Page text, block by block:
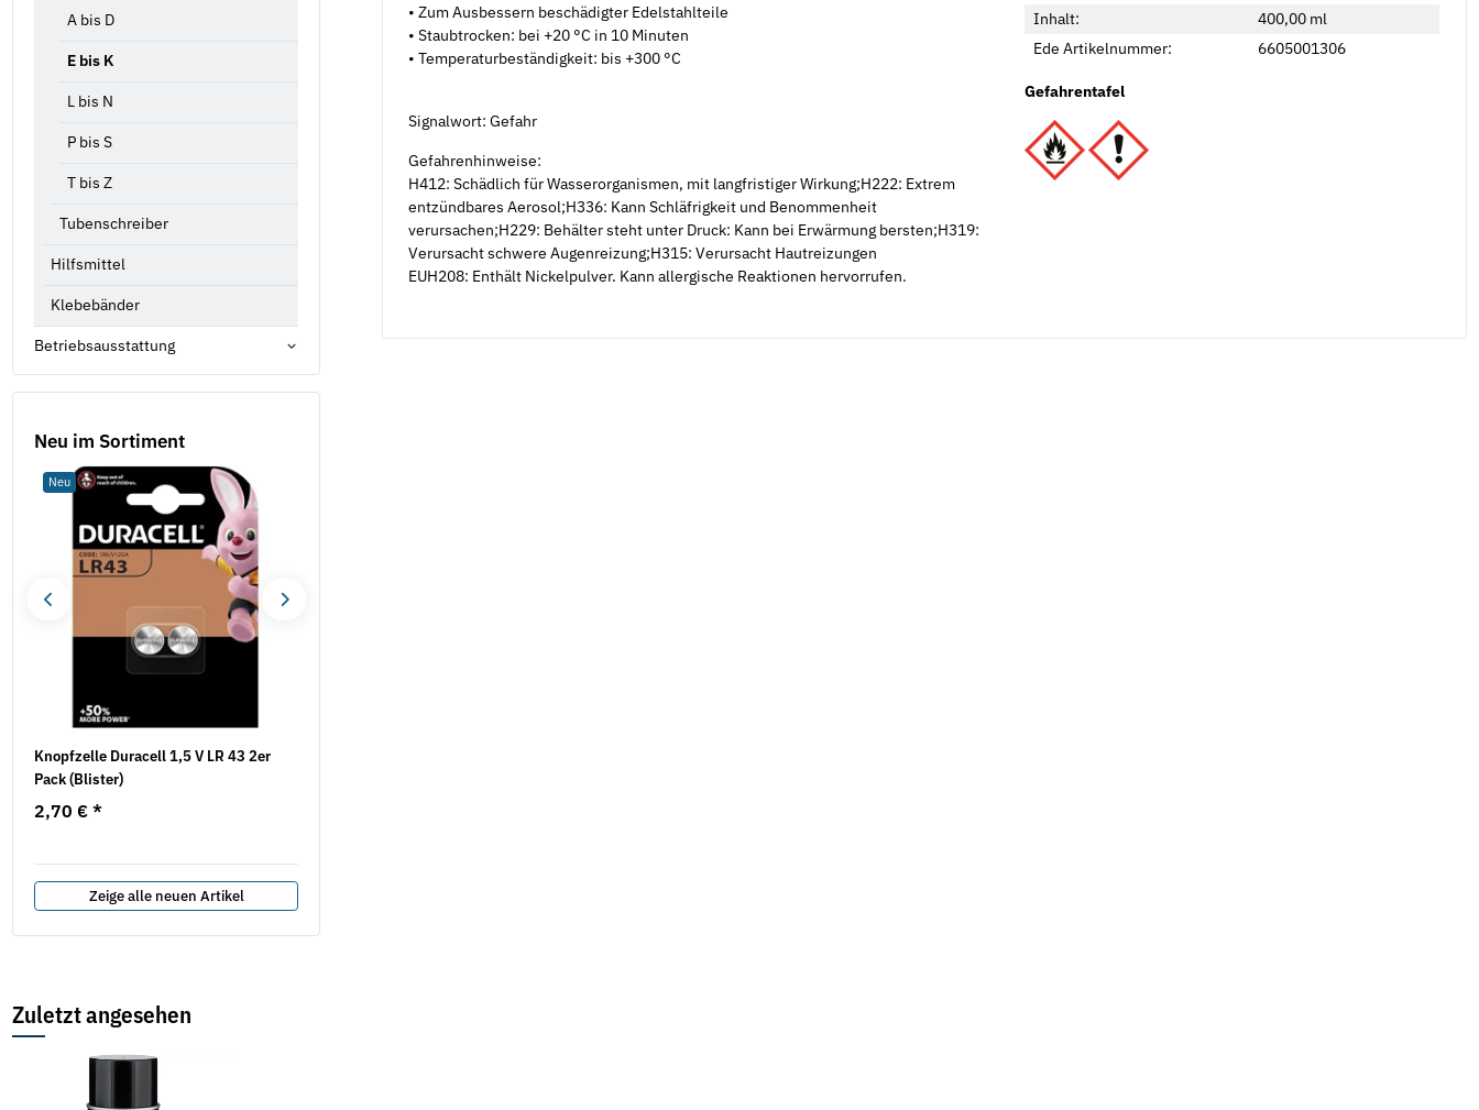
• Zum Ausbessern beschädigter Edelstahlteile
• Staubtrocken: bei +20 °C in 10 Minuten
• Temperaturbeständigkeit: bis +300 °C
Signalwort: Gefahr
Gefahrenhinweise:
H412: Schädlich für Wasserorganismen, mit langfristiger Wirkung;H222: Extrem
entzündbares Aerosol;H336: Kann Schläfrigkeit und Benommenheit
verursachen;H229: Behälter steht unter Druck: Kann bei Erwärmung bersten;H319:
Verursacht schwere Augenreizung;H315: Verursacht Hautreizungen
EUH208: Enthält Nickelpulver. Kann allergische Reaktionen hervorrufen.
Inhalt:
400,00 ml
Ede Artikelnummer:
6605001306
Gefahrentafel
A bis D
E bis K
L bis N
P bis S
T bis Z
Tubenschreiber
Hilfsmittel
Klebebänder
Betriebsausstattung
Neu im Sortiment
Neu
Knopfzelle Duracell 1,5 V LR 43 2er
Pack (Blister)
2,70 € *
Zeige alle neuen Artikel
Zuletzt angesehen